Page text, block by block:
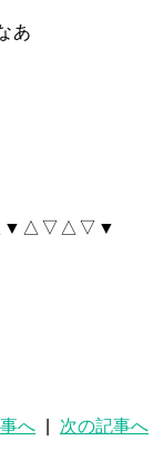
あ
へ 次の記事へ